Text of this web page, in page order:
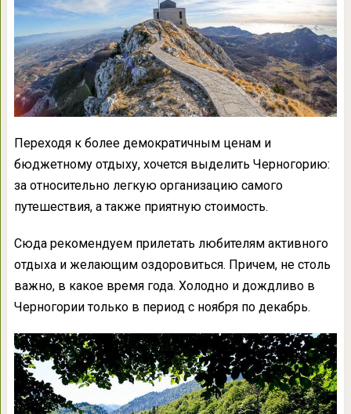
Переходя к более демократичным ценам и
бюджетному отдыху, хочется выделить Черногорию:
за относительно легкую организацию самого
путешествия, а также приятную стоимость.
Сюда рекомендуем прилетать любителям активного
отдыха и желающим оздоровиться. Причем, не столь
важно, в какое время года. Холодно и дождливо в
Черногории только в период с ноября по декабрь.